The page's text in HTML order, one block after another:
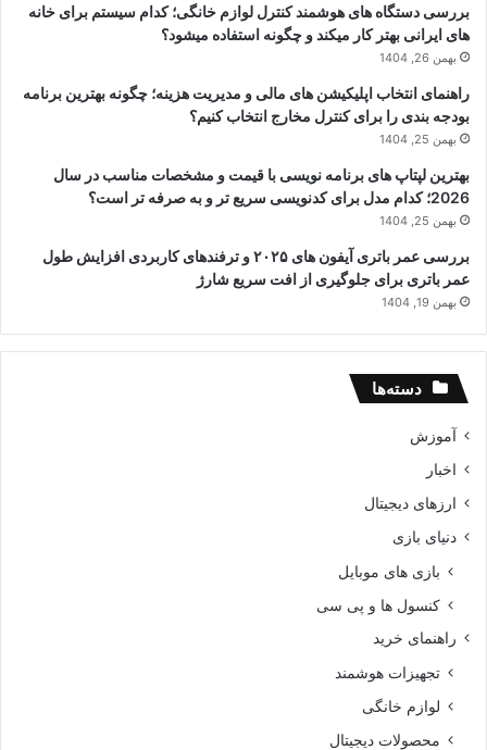
بررسی دستگاه های هوشمند کنترل لوازم خانگی؛ کدام سیستم برای خانه
های ایرانی بهتر کار میکند و چگونه استفاده میشود؟
بهمن 26, 1404
راهنمای انتخاب اپلیکیشن های مالی و مدیریت هزینه؛ چگونه بهترین برنامه
بودجه بندی را برای کنترل مخارج انتخاب کنیم؟
بهمن 25, 1404
بهترین لپتاپ های برنامه نویسی با قیمت و مشخصات مناسب در سال
2026؛ کدام مدل برای کدنویسی سریع تر و به صرفه تر است؟
بهمن 25, 1404
بررسی عمر باتری آیفون های ۲۰۲۵ و ترفندهای کاربردی افزایش طول
عمر باتری برای جلوگیری از افت سریع شارژ
بهمن 19, 1404
دسته‌ها
آموزش
اخبار
ارزهای دیجیتال
دنیای بازی
بازی های موبایل
کنسول ها و پی سی
راهنمای خرید
تجهیزات هوشمند
لوازم خانگی
محصولات دیجیتال